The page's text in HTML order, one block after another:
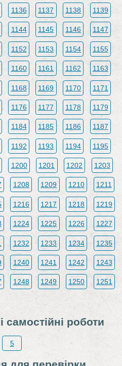
1136 1137 1138 1139
1144 1145 1146 1147
1152 1153 1154 1155
1160 1161 1162 1163
1168 1169 1170 1171
1176 1177 1178 1179
1184 1185 1186 1187
1192 1193 1194 1195
1200 1201 1202 1203
1208 1209 1210 1211
1216 1217 1218 1219
1224 1225 1226 1227
1232 1233 1234 1235
1240 1241 1242 1243
1248 1249 1250 1251
роботи
5